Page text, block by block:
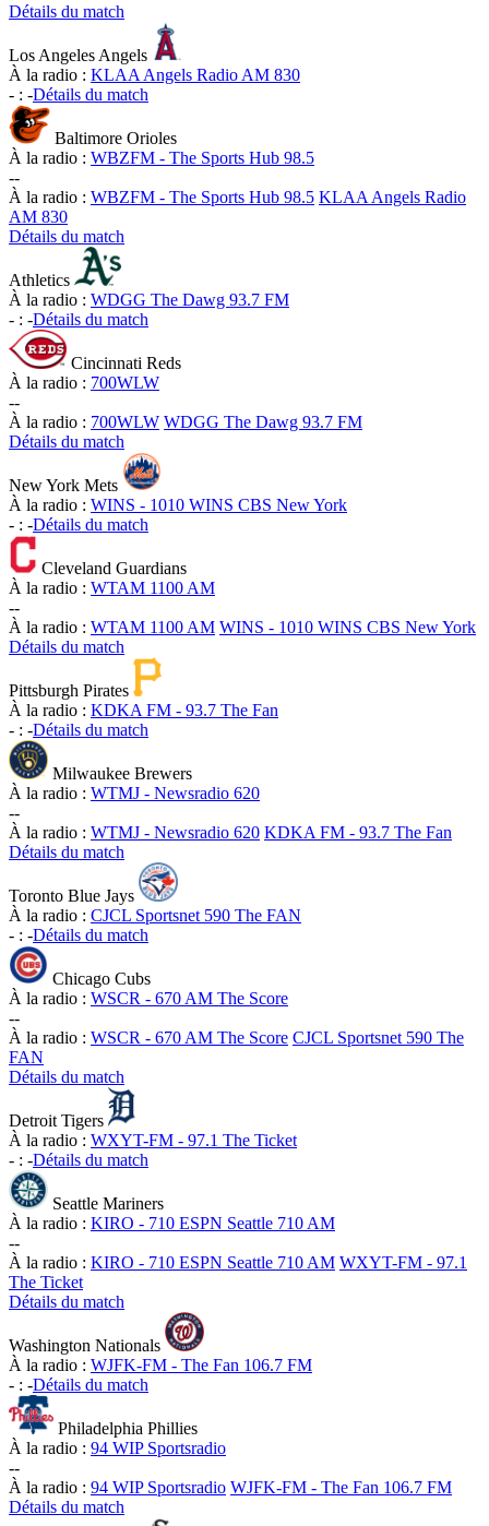
Détails du match
Los Angeles Angels
À la radio : KLAA Angels Radio AM 830
- : -Détails du match
Baltimore Orioles
À la radio : WBZFM - The Sports Hub 98.5
--
À la radio : WBZFM - The Sports Hub 98.5 KLAA Angels Radio
AM 830
Détails du match
Athletics
À la radio : WDGG The Dawg 93.7 FM
- : -Détails du match
Cincinnati Reds
À la radio : 700WLW
--
À la radio : 700WLW WDGG The Dawg 93.7 FM
Détails du match
New York Mets
À la radio : WINS - 1010 WINS CBS New York
- : -Détails du match
Cleveland Guardians
À la radio : WTAM 1100 AM
--
À la radio : WTAM 1100 AM WINS - 1010 WINS CBS New York
Détails du match
Pittsburgh Pirates
À la radio : KDKA FM - 93.7 The Fan
- : -Détails du match
Milwaukee Brewers
À la radio : WTMJ - Newsradio 620
--
À la radio : WTMJ - Newsradio 620 KDKA FM - 93.7 The Fan
Détails du match
Toronto Blue Jays
À la radio : CJCL Sportsnet 590 The FAN
- : -Détails du match
Chicago Cubs
À la radio : WSCR - 670 AM The Score
--
À la radio : WSCR - 670 AM The Score CJCL Sportsnet 590 The
FAN
Détails du match
Detroit Tigers
À la radio : WXYT-FM - 97.1 The Ticket
- : -Détails du match
Seattle Mariners
À la radio : KIRO - 710 ESPN Seattle 710 AM
--
À la radio : KIRO - 710 ESPN Seattle 710 AM WXYT-FM - 97.1
The Ticket
Détails du match
Washington Nationals
À la radio : WJFK-FM - The Fan 106.7 FM
- : -Détails du match
Philadelphia Phillies
À la radio : 94 WIP Sportsradio
--
À la radio : 94 WIP Sportsradio WJFK-FM - The Fan 106.7 FM
Détails du match